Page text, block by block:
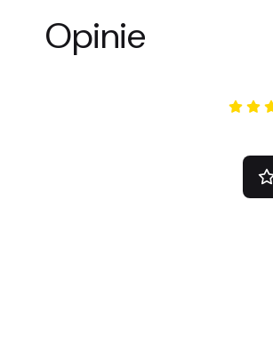
Opinie